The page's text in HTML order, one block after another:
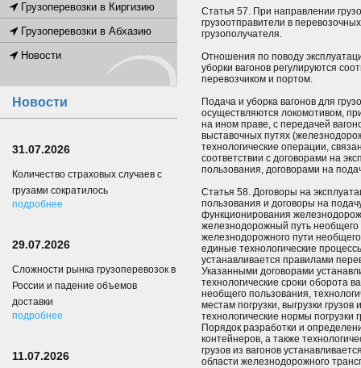
Статья 57. При направлении
грузоотправители в
грузополучателя.
Отношения по поводу
уборки вагонов регулируются
перевозчиком и портом.
Подача и уборка вагонов для
осуществляются локомотивом,
на ином праве, с передачей
выставочных путях
технологические операции,
соответствии с договорами на
пользования, договорами на
Статья 58. Договоры на
пользования и договоры на
функционирования
железнодорожный путь
железнодорожного пути
единые технологические
устанавливается правилами
Указанными договорами
технологические сроки оборота
необщего пользования,
местам погрузки, выгрузки грузов
технологические нормы погрузки
Порядок разработки и
контейнеров, а также
грузов из вагонов
области железнодорожного
Грузоперевозки в Киргизию
Грузоперевозки в Абхазию
Новости
Новости
31.07.2026
Количество страховых случаев с
грузами сократилось
подробнее
29.07.2026
Сложности рынка грузоперевозок в
России и падение объемов
доставки
подробнее
11.07.2026